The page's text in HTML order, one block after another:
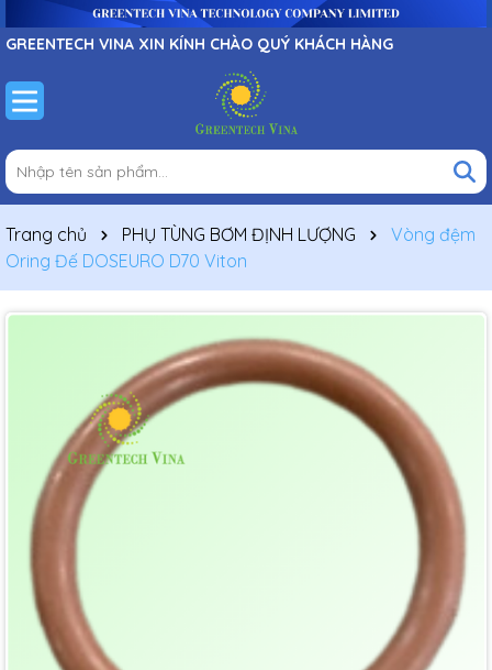
GREENTECH VINA XIN KÍNH CHÀO QUÝ KHÁCH HÀNG
Trang chủ PHỤ TÙNG BƠM ĐỊNH LƯỢNG
Vòng đệm
Oring Đế DOSEURO D70 Viton